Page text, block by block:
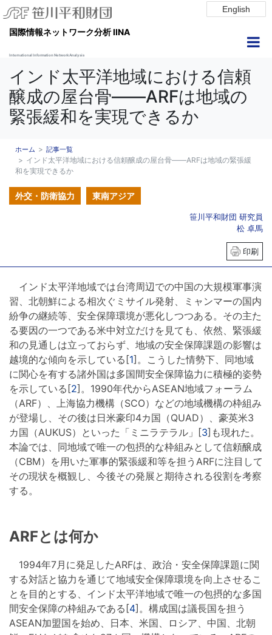
English
国際情報ネットワーク分析 IINA
International Information Network Analysis
インド太平洋地域における信頼
醸成の屋台骨――ARFは地域の
緊張緩和を実現できるか
ホーム 記事一覧
インド太平洋地域における信頼醸成の屋台骨――ARFは地域の緊張緩
和を実現できるか
外交・防衛協力 東南アジア
笹川平和財団 研究員
松 卓馬
印刷
インド太平洋地域では台湾周辺での中国の大規模軍事演
習、北朝鮮による相次ぐミサイル発射、ミャンマーの国内
紛争の継続等、安全保障環境が悪化しつつある。その主た
る要因の一つである米中対立だけを見ても、依然、緊張緩
和の見通しは立っておらず、地域の安全保障課題の影響は
越境的な傾向を示している[1]。こうした情勢下、同地域
に関心を有する諸外国は多国間安全保障協力に積極的姿勢
を示している[2]。1990年代からASEAN地域フォーラム
（ARF）、上海協力機構（SCO）などの地域機構の枠組み
が登場し、その後は日米豪印4カ国（QUAD）、豪英米3
カ国（AUKUS）といった「ミニラテラル」[3]も現れた。
本論では、同地域で唯一の包摂的な枠組みとして信頼醸成
（CBM）を用いた軍事的緊張緩和等を担うARFに注目して
その現状を概観し、今後その発展と期待される役割を考察
する。
ARFとは何か
1994年7月に発足したARFは、政治・安全保障課題に関
する対話と協力を通じて地域安全保障環境を向上させるこ
とを目的とする、インド太平洋地域で唯一の包摂的な多国
間安全保障の枠組みである[4]。構成国は議長国を担う
ASEAN加盟国を始め、日本、米国、ロシア、中国、北朝